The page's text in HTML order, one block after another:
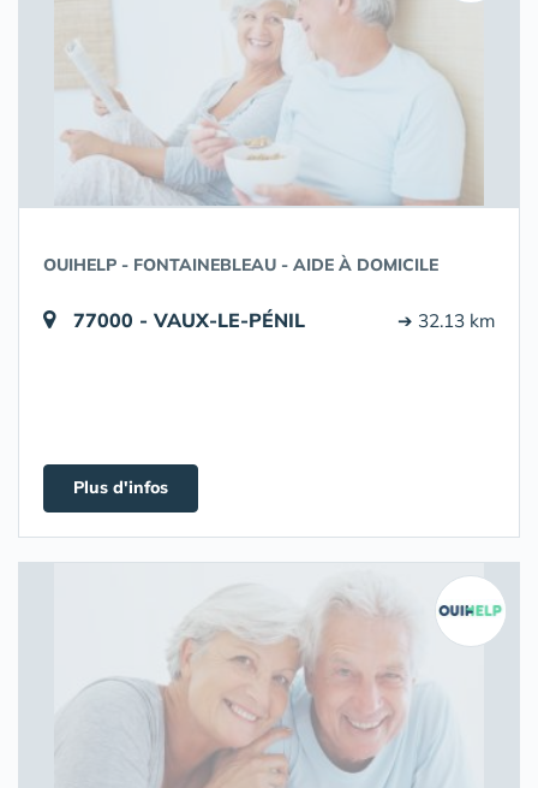
OUIHELP - FONTAINEBLEAU - AIDE À DOMICILE
77000 - VAUX-LE-PÉNIL ➔ 32.13 km
Plus d'infos